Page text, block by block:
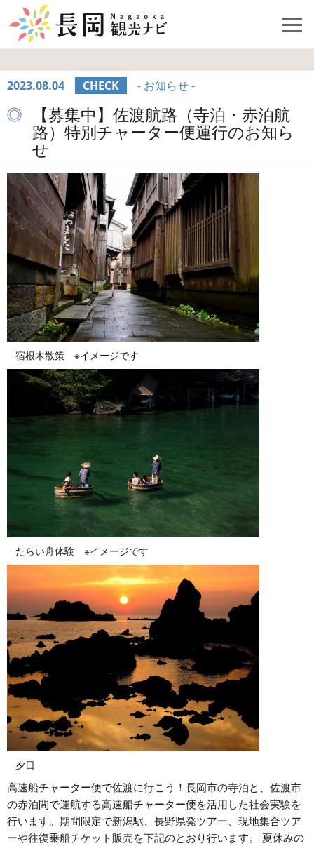
2023.08.04 CHECK - お知らせ -
【募集中】佐渡航路（寺泊・赤泊航
路）特別チャーター便運行のお知ら
せ
高速船チャーター便で佐渡に行こう！長岡市の寺泊と、佐渡市
の赤泊間で運航する高速船チャーター便を活用した社会実験を
行います。期間限定で新潟駅、長野県発ツアー、現地集合ツア
ーや往復乗船チケット販売を下記のとおり行います。 夏休みの
宿根木散策 ※イメージです
たらい舟体験 ※イメージです
夕日